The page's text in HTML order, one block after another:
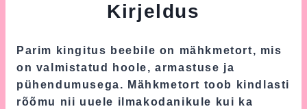
Kirjeldus
Parim kingitus beebile on mähkmetort, mis
on valmistatud hoole, armastuse ja
pühendumusega. Mähkmetort toob kindlasti
rõõmu nii uuele ilmakodanikule kui ka